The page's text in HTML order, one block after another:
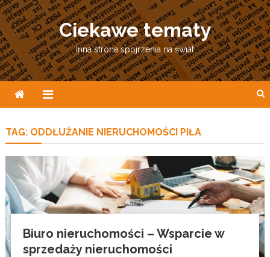
Skip
to
content
Ciekawe tematy
Inna strona spojrzenia na świat
TAG: ODDŁUŻANIE NIERUCHOMOŚCI PIŁA
Biuro nieruchomości – Wsparcie w
sprzedaży nieruchomości